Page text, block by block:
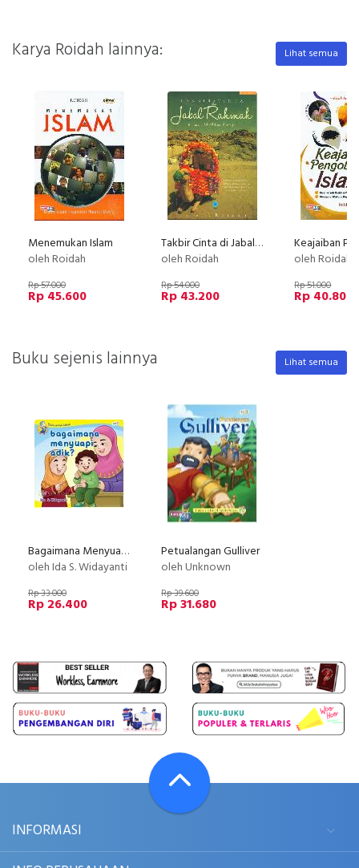
Karya Roidah lainnya: Lihat semua
Menemukan Islam
oleh Roidah
Rp 57.000
Rp 45.600
Takbir Cinta di Jabal Rahmah
oleh Roidah
Rp 54.000
Rp 43.200
oleh Roidah
Rp 51.000
Rp 40.800
Buku sejenis lainnya Lihat semua
Bagaimana Menyuapi Adik ? - Seri Buku Untuk Kakak
oleh Ida S. Widayanti
Rp 33.000
Rp 26.400
Petualangan Gulliver
oleh Unknown
Rp 39.600
Rp 31.680
INFORMASI